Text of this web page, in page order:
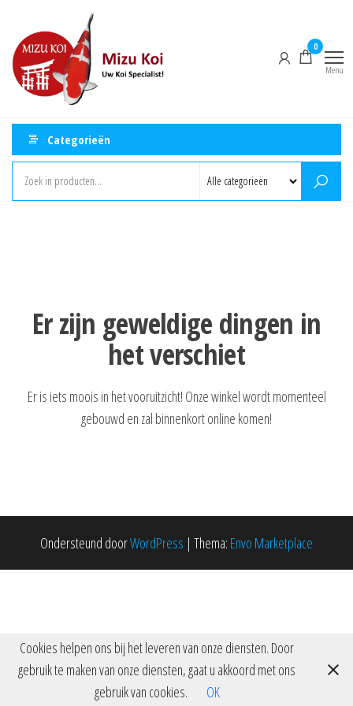
inhoud
0
Menu
Categorieën
Er zijn geweldige dingen in
het verschiet
Er is iets moois in het vooruitzicht! Onze winkel wordt momenteel
gebouwd en zal binnenkort online komen!
Ondersteund doorWordPress | Thema: Envo Marketplace
Cookies helpen ons bij het leveren van onze diensten. Door
gebruik te maken van onze diensten, gaat u akkoord met ons
gebruik van cookies.
OK